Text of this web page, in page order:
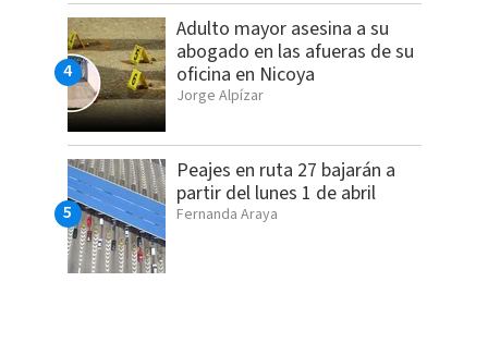
Adulto mayor asesina a su
abogado en las afueras de su
oficina en Nicoya
Jorge Alpízar
Peajes en ruta 27 bajarán a
partir del lunes 1 de abril
Fernanda Araya